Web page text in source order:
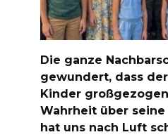
Die ganze
gewundert, dass
Kinder
Wahrheit über
hat uns nach Luft